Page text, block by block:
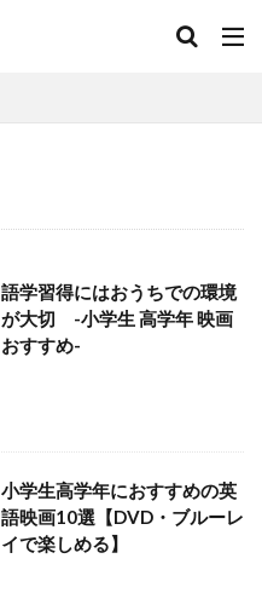
語学習得にはおうちでの環境
が大切 -小学生 高学年 映画
おすすめ-
小学生高学年におすすめの英
語映画10選【DVD・ブルーレ
イで楽しめる】